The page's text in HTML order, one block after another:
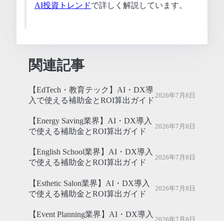
AI投資トレンドで詳しく解説しています。
関連記事
【EdTech・教育テック】AI・DX導
入で使える補助金とROI算出ガイド
2026年7月8日
【Energy Saving業界】AI・DX導入
で使える補助金とROI算出ガイド
2026年7月8日
【English School業界】AI・DX導入
で使える補助金とROI算出ガイド
2026年7月8日
【Esthetic Salon業界】AI・DX導入
で使える補助金とROI算出ガイド
2026年7月8日
【Event Planning業界】AI・DX導入